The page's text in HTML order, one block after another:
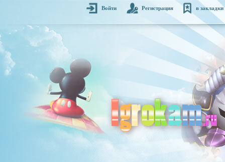
Войти Регистрация в закладки